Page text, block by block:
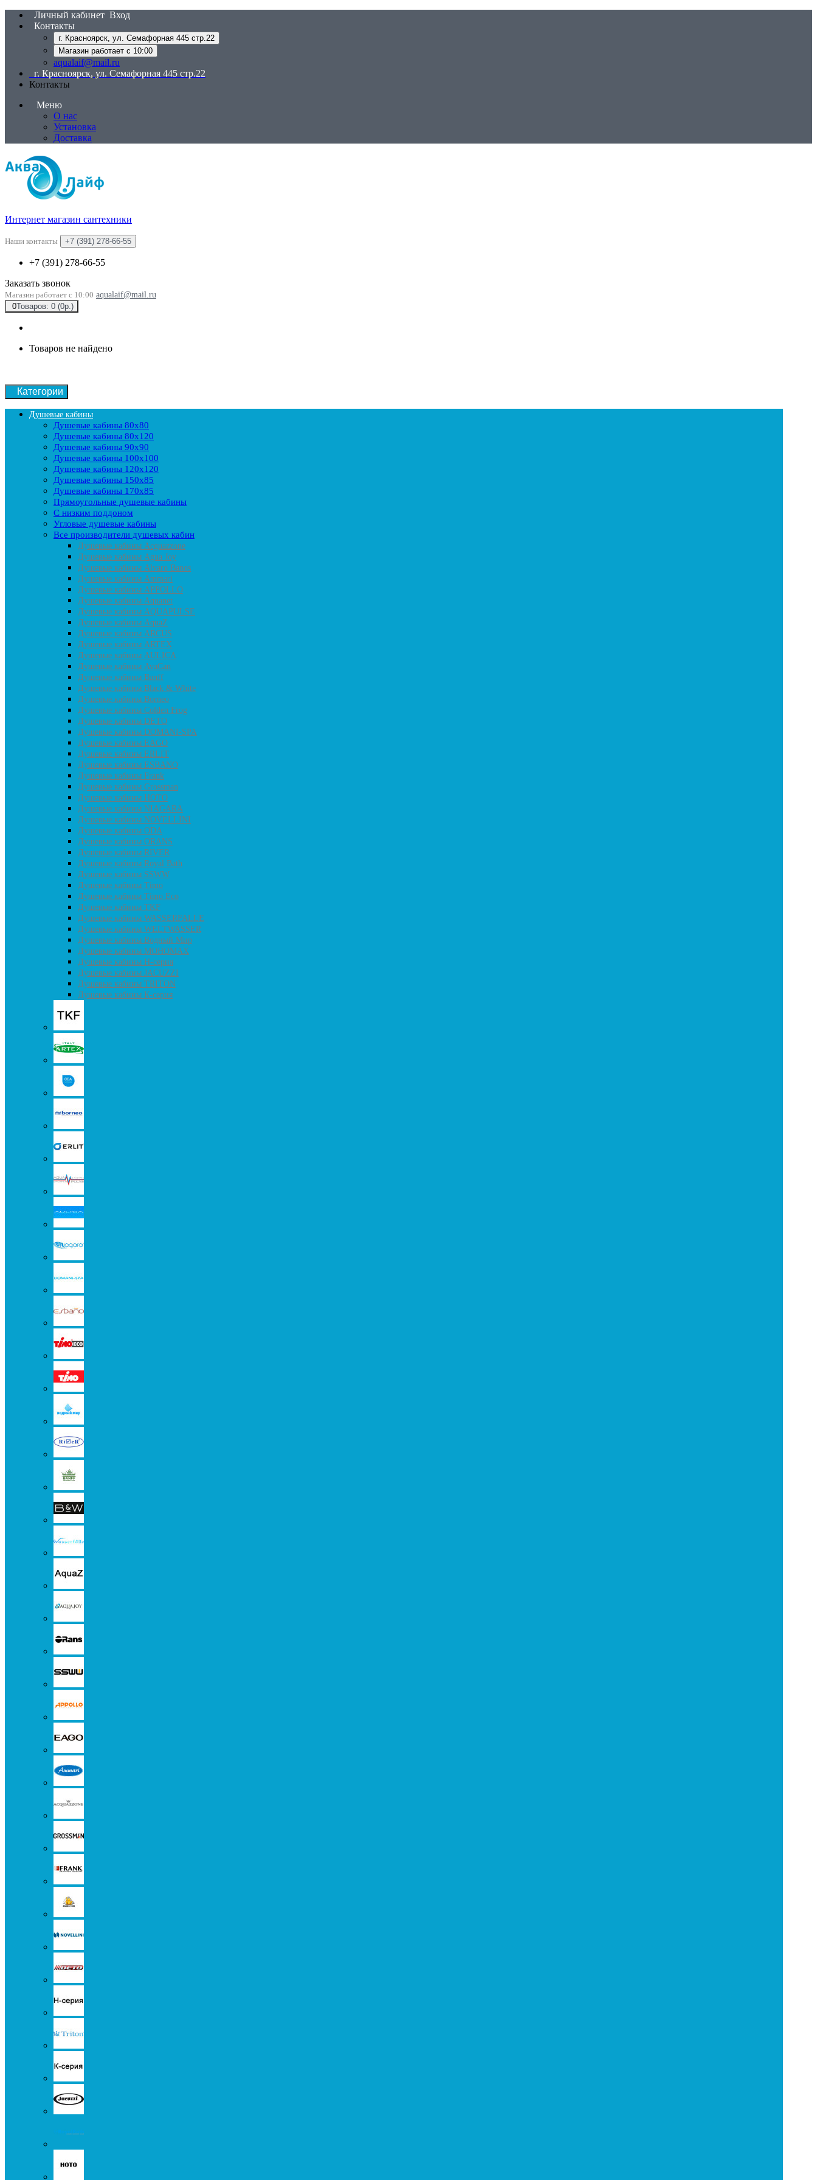
Личный кабинет Вход
Контакты
г. Красноярск, ул. Семафорная 445 стр.22
Магазин работает с 10:00
aqualaif@mail.ru
г. Красноярск, ул. Семафорная 445 стр.22
Контакты
Меню
О нас
Установка
Доставка
Интернет магазин сантехники
Наши контакты +7 (391) 278-66-55
+7 (391) 278-66-55
Заказать звонок
Магазин работает с 10:00 aqualaif@mail.ru
0Товаров: 0 (0р.)
Товаров не найдено
Категории
Душевые кабины
Душевые кабины 80x80
Душевые кабины 80x120
Душевые кабины 90х90
Душевые кабины 100x100
Душевые кабины 120x120
Душевые кабины 150x85
Душевые кабины 170x85
Прямоугольные душевые кабины
С низким поддоном
Угловые душевые кабины
Все производители душевых кабин
Душевые кабины Acguazzone
Душевые кабины Agua Joy
Душевые кабины Alvaro Banos
Душевые кабины Ammari
Душевые кабины APPOLLO
Душевые кабины Aquanet
Душевые кабины AQUAPULSE
Душевые кабины AquaZ
Душевые кабины ARCUS
Душевые кабины ARTEX
Душевые кабины AULICA
Душевые кабины AvaCan
Душевые кабины Banff
Душевые кабины Black & White
Душевые кабины Borneo
Душевые кабины Colden Frog
Душевые кабины DETO
Душевые кабины DOMANI-SPA
Душевые кабины EAGO
Душевые кабины ERLIT
Душевые кабины ESBANO
Душевые кабины Frank
Душевые кабины Grossman
Душевые кабины HOTO
Душевые кабины NIAGARA
Душевые кабины NOVELLINI
Душевые кабины ODA
Душевые кабины ORANS
Душевые кабины RIVER
Душевые кабины Royal Bath
Душевые кабины SSWW
Душевые кабины Timo
Душевые кабины Timo Eco
Душевые кабины TKF
Душевые кабины WASSERFALLE
Душевые кабины WELTWASSER
Душевые кабины Водный Мир
Душевые кабины МОНОМАХ
Душевые кабины H-серия
Душевые кабины JACUZZI
Душевые кабины TRITON
Душевые кабины К-серия